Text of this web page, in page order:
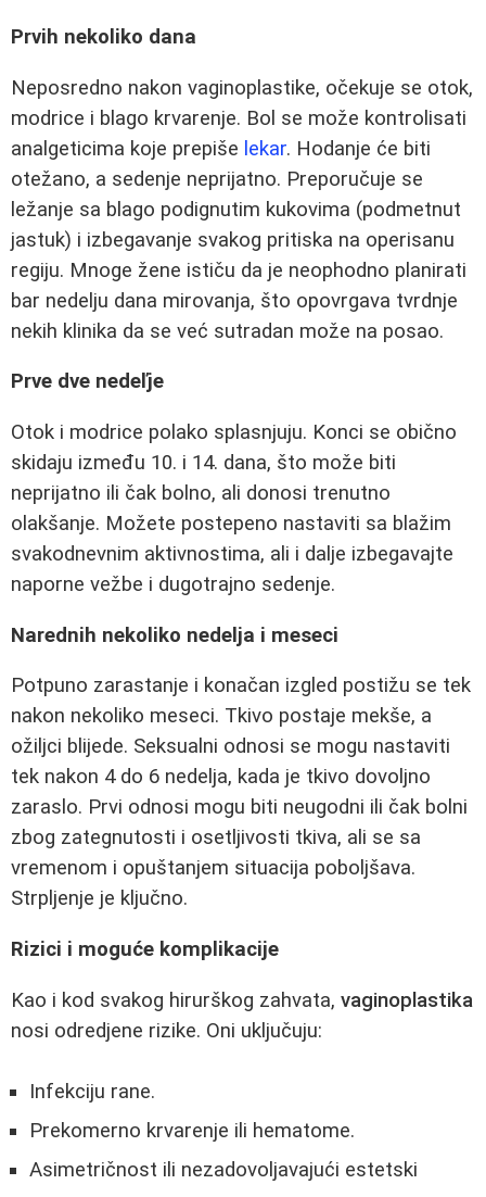
Prvih nekoliko dana
Neposredno nakon vaginoplastike, očekuje se otok,
modrice i blago krvarenje. Bol se može kontrolisati
analgeticima koje prepiše lekar. Hodanje će biti
otežano, a sedenje neprijatno. Preporučuje se
ležanje sa blago podignutim kukovima (podmetnut
jastuk) i izbegavanje svakog pritiska na operisanu
regiju. Mnoge žene ističu da je neophodno planirati
bar nedelju dana mirovanja, što opovrgava tvrdnje
nekih klinika da se već sutradan može na posao.
Prve dve nedeľje
Otok i modrice polako splasnjuju. Konci se obično
skidaju između 10. i 14. dana, što može biti
neprijatno ili čak bolno, ali donosi trenutno
olakšanje. Možete postepeno nastaviti sa blažim
svakodnevnim aktivnostima, ali i dalje izbegavajte
naporne vežbe i dugotrajno sedenje.
Narednih nekoliko nedelja i meseci
Potpuno zarastanje i konačan izgled postižu se tek
nakon nekoliko meseci. Tkivo postaje mekše, a
ožiljci blijede. Seksualni odnosi se mogu nastaviti
tek nakon 4 do 6 nedelja, kada je tkivo dovoljno
zaraslo. Prvi odnosi mogu biti neugodni ili čak bolni
zbog zategnutosti i osetljivosti tkiva, ali se sa
vremenom i opuštanjem situacija poboljšava.
Strpljenje je ključno.
Rizici i moguće komplikacije
Kao i kod svakog hirurškog zahvata, vaginoplastika
nosi odredjene rizike. Oni uključuju:
Infekciju rane.
Prekomerno krvarenje ili hematome.
Asimetričnost ili nezadovoljavajući estetski